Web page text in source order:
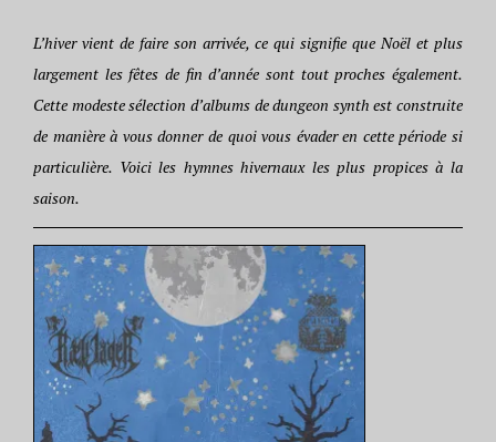
L’hiver vient de faire son arrivée, ce qui signifie que Noël et plus
largement les fêtes de fin d’année sont tout proches également.
Cette modeste sélection d’albums de dungeon synth est construite
de manière à vous donner de quoi vous évader en cette période si
particulière. Voici les hymnes hivernaux les plus propices à la
saison.